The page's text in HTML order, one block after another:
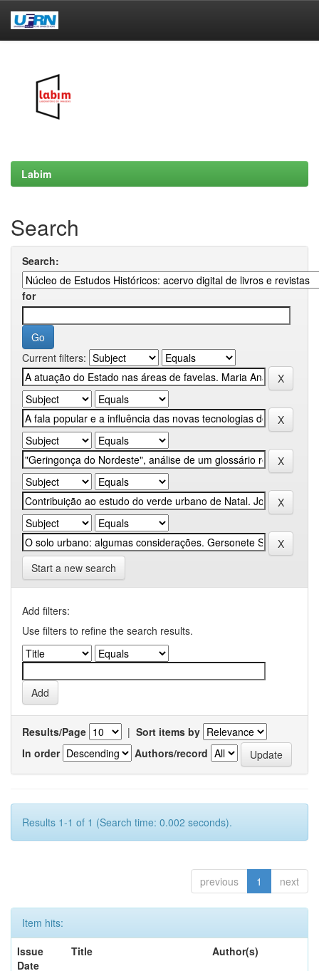
Labim
Search
Search:
for
Current filters:
Start a new search
Add filters:
Use filters to refine the search results.
Results/Page | Sort items by
In order
Authors/record
Results 1-1 of 1 (Search time: 0.002 seconds).
previous 1 next
Item hits:
Issue
Date
Title Author(s)